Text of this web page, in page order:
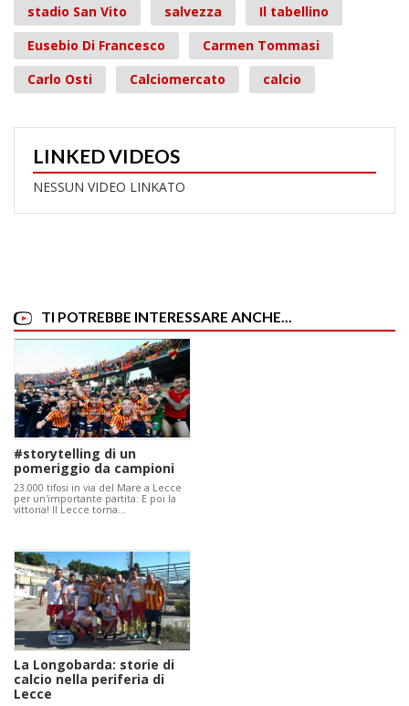
stadio San Vito salvezza
Il tabellino
Eusebio Di Francesco
Carmen Tommasi
Carlo Osti
Calciomercato calcio
LINKED VIDEOS
NESSUN VIDEO LINKATO
TI POTREBBE INTERESSARE ANCHE...
#storytelling di un
pomeriggio da campioni
23.000 tifosi in via del Mare a Lecce
per un'importante partita: E poi la
vittoria! Il Lecce torna…
La Longobarda: storie di
calcio nella periferia di
Lecce